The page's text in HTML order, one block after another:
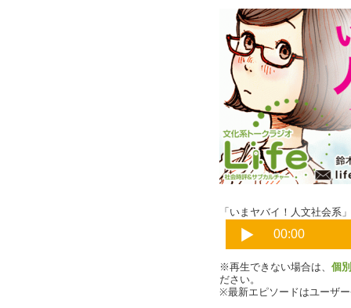
「いまヤバイ！人文社会系
※再生できない場合は、 個
ださい。
※最新エピソードはユーザ